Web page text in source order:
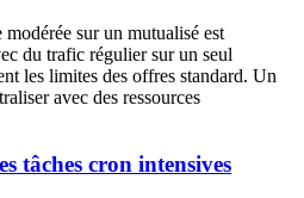
sur un mutualisé est
du trafic régulier sur un seul
les limites des offres standard. Un
avec des ressources
tâches cron intensives